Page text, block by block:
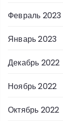
Февраль 2023
Январь 2023
Декабрь 2022
Ноябрь 2022
Октябрь 2022